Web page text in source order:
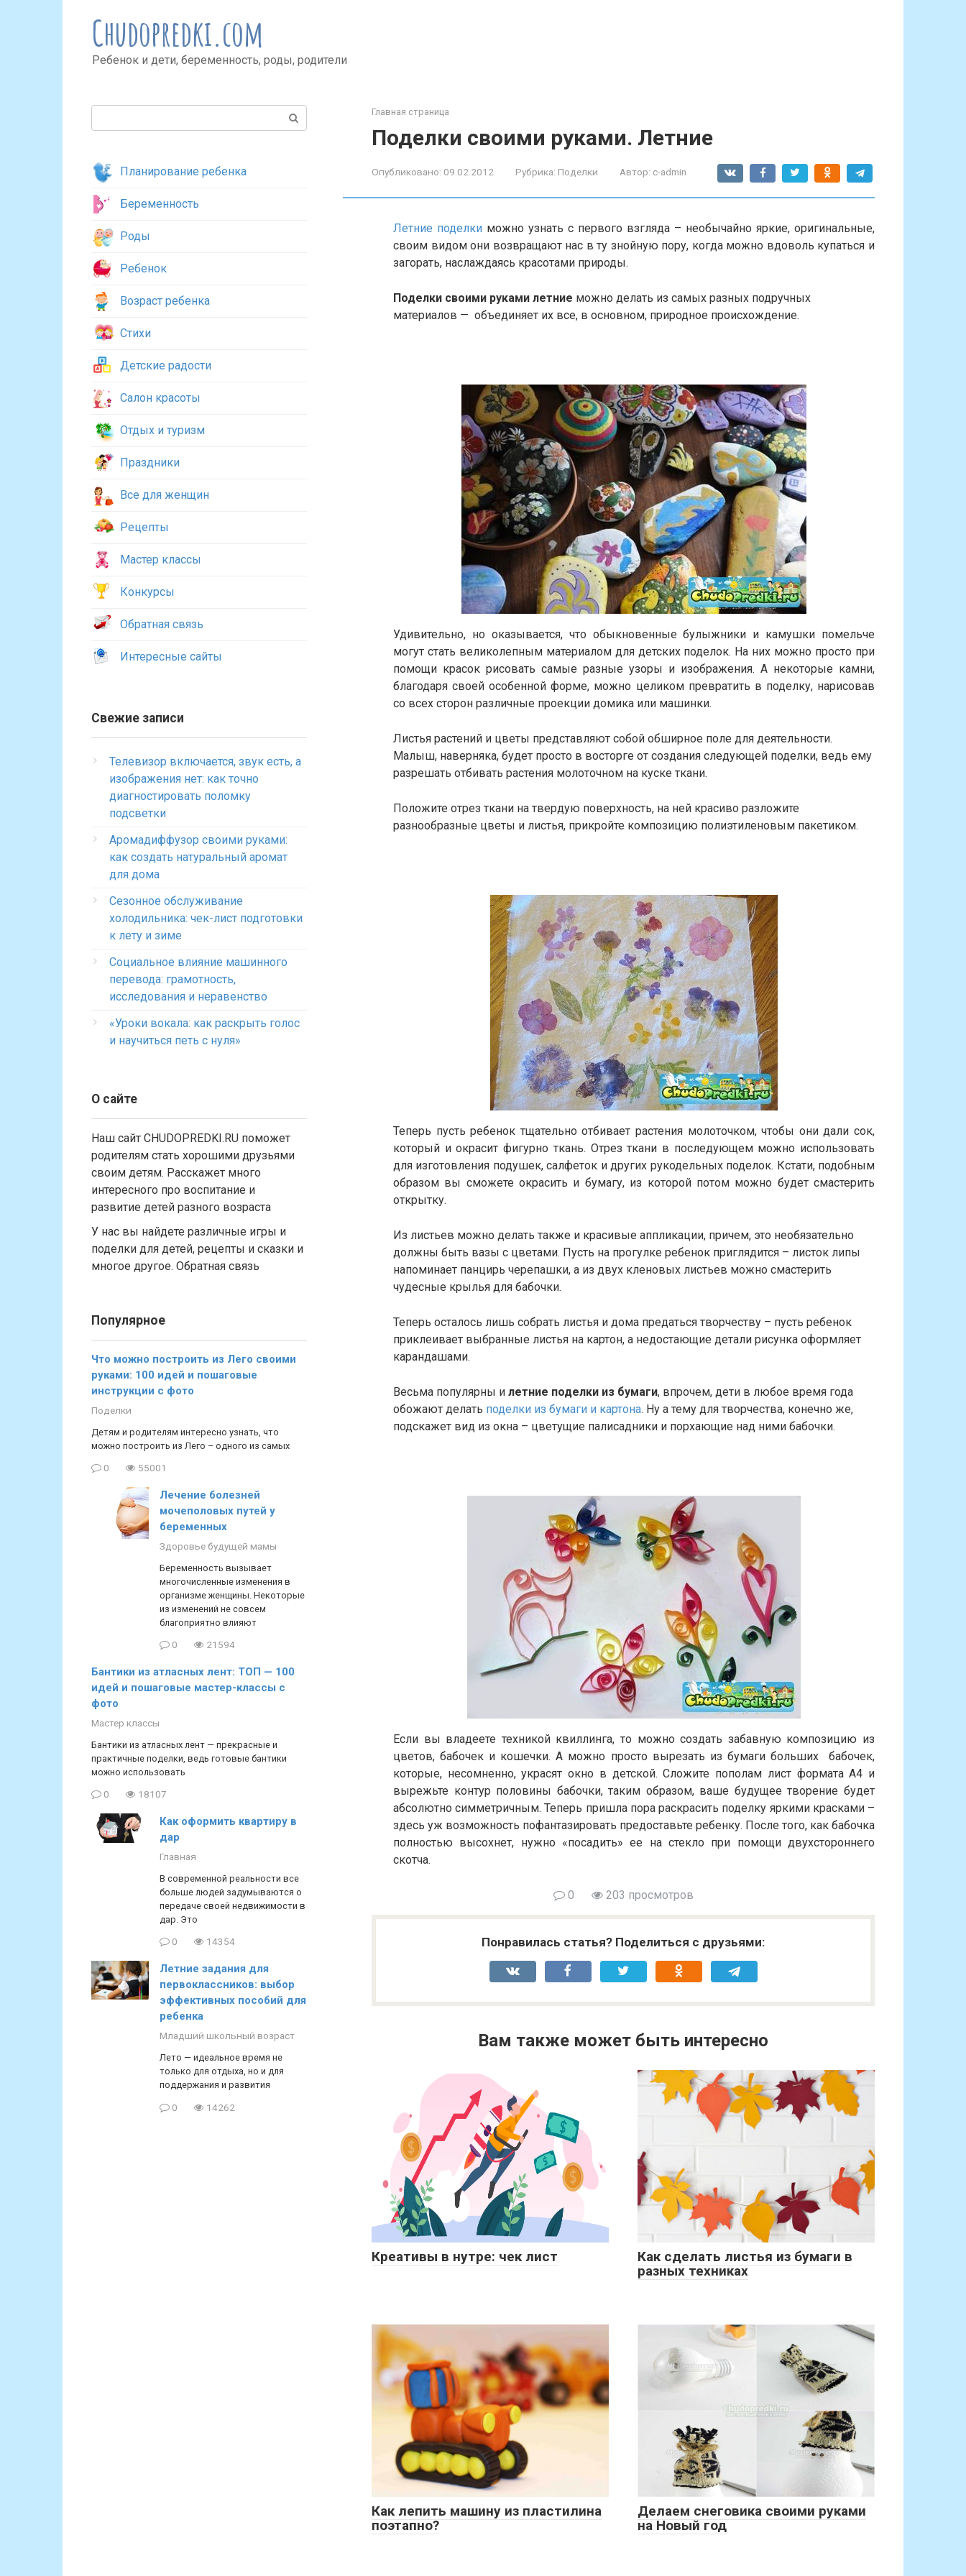
Chudopredki.com
Ребенок и дети, беременность, роды, родители
Главная страница
Поделки своими руками. Летние
Опубликовано: 09.02.2012 Рубрика: Поделки Автор: c-admin
Летние поделки можно узнать с первого взгляда – необычайно яркие, оригинальные,
своим видом они возвращают нас в ту знойную пору, когда можно вдоволь купаться и
загорать, наслаждаясь красотами природы.
Поделки своими руками летние можно делать из самых разных подручных
материалов — объединяет их все, в основном, природное происхождение.
Удивительно, но оказывается, что обыкновенные булыжники и камушки помельче
могут стать великолепным материалом для детских поделок. На них можно просто при
помощи красок рисовать самые разные узоры и изображения. А некоторые камни,
благодаря своей особенной форме, можно целиком превратить в поделку, нарисовав
со всех сторон различные проекции домика или машинки.
Листья растений и цветы представляют собой обширное поле для деятельности.
Малыш, наверняка, будет просто в восторге от создания следующей поделки, ведь ему
разрешать отбивать растения молоточном на куске ткани.
Положите отрез ткани на твердую поверхность, на ней красиво разложите
разнообразные цветы и листья, прикройте композицию полиэтиленовым пакетиком.
Теперь пусть ребенок тщательно отбивает растения молоточком, чтобы они дали сок,
который и окрасит фигурно ткань. Отрез ткани в последующем можно использовать
для изготовления подушек, салфеток и других рукодельных поделок. Кстати, подобным
образом вы сможете окрасить и бумагу, из которой потом можно будет смастерить
открытку.
Из листьев можно делать также и красивые аппликации, причем, это необязательно
должны быть вазы с цветами. Пусть на прогулке ребенок приглядится – листок липы
напоминает панцирь черепашки, а из двух кленовых листьев можно смастерить
чудесные крылья для бабочки.
Теперь осталось лишь собрать листья и дома предаться творчеству – пусть ребенок
приклеивает выбранные листья на картон, а недостающие детали рисунка оформляет
карандашами.
Весьма популярны и летние поделки из бумаги, впрочем, дети в любое время года
обожают делать поделки из бумаги и картона. Ну а тему для творчества, конечно же,
подскажет вид из окна – цветущие палисадники и порхающие над ними бабочки.
Если вы владеете техникой квиллинга, то можно создать забавную композицию из
цветов, бабочек и кошечки. А можно просто вырезать из бумаги больших бабочек,
которые, несомненно, украсят окно в детской. Сложите пополам лист формата А4 и
вырежьте контур половины бабочки, таким образом, ваше будущее творение будет
абсолютно симметричным. Теперь пришла пора раскрасить поделку яркими красками –
здесь уж возможность пофантазировать предоставьте ребенку. После того, как бабочка
полностью высохнет, нужно «посадить» ее на стекло при помощи двухстороннего
скотча.
0 203 просмотров
Понравилась статья? Поделиться с друзьями:
Вам также может быть интересно
Креативы в нутре: чек лист
Как сделать листья из бумаги в
разных техниках
Как лепить машину из пластилина
поэтапно?
Делаем снеговика своими руками
на Новый год
Планирование ребенка
Беременность
Роды
Ребенок
Возраст ребенка
Стихи
Детские радости
Салон красоты
Отдых и туризм
Праздники
Все для женщин
Рецепты
Мастер классы
Конкурсы
Обратная связь
Интересные сайты
Свежие записи
Телевизор включается, звук есть, а
изображения нет: как точно
диагностировать поломку
подсветки
Аромадиффузор своими руками:
как создать натуральный аромат
для дома
Сезонное обслуживание
холодильника: чек-лист подготовки
к лету и зиме
Социальное влияние машинного
перевода: грамотность,
исследования и неравенство
«Уроки вокала: как раскрыть голос
и научиться петь с нуля»
О сайте
Наш сайт CHUDOPREDKI.RU поможет
родителям стать хорошими друзьями
своим детям. Расскажет много
интересного про воспитание и
развитие детей разного возраста
У нас вы найдете различные игры и
поделки для детей, рецепты и сказки и
многое другое. Обратная связь
Популярное
Что можно построить из Лего своими
руками: 100 идей и пошаговые
инструкции с фото
Поделки
Детям и родителям интересно узнать, что
можно построить из Лего – одного из самых
0 55001
Лечение болезней
мочеполовых путей у
беременных
Здоровье будущей мамы
Беременность вызывает
многочисленные изменения в
организме женщины. Некоторые
из изменений не совсем
благоприятно влияют
0 21594
Бантики из атласных лент: ТОП — 100
идей и пошаговые мастер-классы с
фото
Мастер классы
Бантики из атласных лент — прекрасные и
практичные поделки, ведь готовые бантики
можно использовать
0 18107
Как оформить квартиру в
дар
Главная
В современной реальности все
больше людей задумываются о
передаче своей недвижимости в
дар. Это
0 14354
Летние задания для
первоклассников: выбор
эффективных пособий для
ребенка
Младший школьный возраст
Лето — идеальное время не
только для отдыха, но и для
поддержания и развития
0 14262